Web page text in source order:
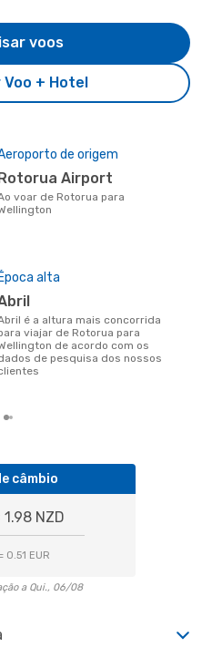
+ Hotel
voos
de origem
Rotorua Airport
para
Época alta
abril
concorrida
viajar de Rotorua para
de acordo com os
de pesquisa dos nossos
câmbio
1.98 NZD
0.51 EUR
a Qui., 06/08